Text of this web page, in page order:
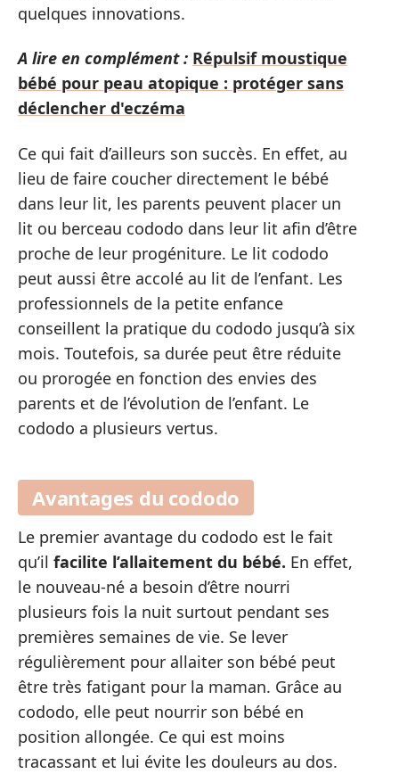
quelques innovations.
A lire en complément : Répulsif moustique
bébé pour peau atopique : protéger sans
déclencher d'eczéma
Ce qui fait d’ailleurs son succès. En effet, au
lieu de faire coucher directement le bébé
dans leur lit, les parents peuvent placer un
lit ou berceau cododo dans leur lit afin d’être
proche de leur progéniture. Le lit cododo
peut aussi être accolé au lit de l’enfant. Les
professionnels de la petite enfance
conseillent la pratique du cododo jusqu’à six
mois. Toutefois, sa durée peut être réduite
ou prorogée en fonction des envies des
parents et de l’évolution de l’enfant. Le
cododo a plusieurs vertus.
Avantages du cododo
Le premier avantage du cododo est le fait
qu’il facilite l’allaitement du bébé. En effet,
le nouveau-né a besoin d’être nourri
plusieurs fois la nuit surtout pendant ses
premières semaines de vie. Se lever
régulièrement pour allaiter son bébé peut
être très fatigant pour la maman. Grâce au
cododo, elle peut nourrir son bébé en
position allongée. Ce qui est moins
tracassant et lui évite les douleurs au dos.